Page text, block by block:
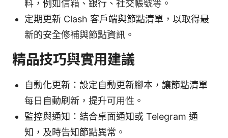
料，例如信箱、銀行、社交帳號等。
定期更新 Clash 客戶端與節點清單，以取得最
新的安全修補與節點資訊。
精品技巧與實用建議
自動化更新：設定自動更新腳本，讓節點清單
每日自動刷新，提升可用性。
監控與通知：結合桌面通知或 Telegram 通
知，及時告知節點異常。